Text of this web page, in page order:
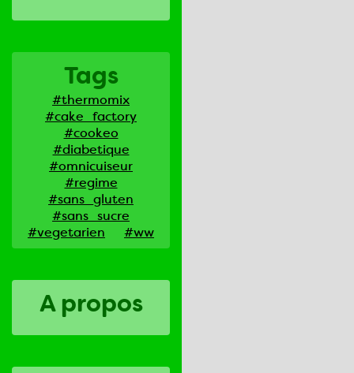
Tags
#thermomix
#cake_factory
#cookeo
#diabetique
#omnicuiseur
#regime
#sans_gluten
#sans_sucre
#vegetarien
#ww
A propos